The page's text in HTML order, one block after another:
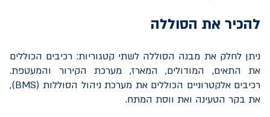
להכיר את הסוללה
ניתן לחלק את מבנה הסוללה לשתי קטגוריות: רכיבים הכוללים
את התאים, המודולים, המארז, מערכת הקירור והמעטפת.
רכיבים אלקטרוניים הכוללים את מערכת ניהול הסוללות (BMS
),
את בקר הטעינה ואת ווסת המתח.